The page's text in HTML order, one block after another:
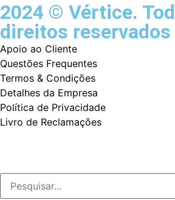
2024 © Vértice.
direitos reservados
Apoio ao Cliente
Questões Frequentes
Termos & Condições
Detalhes da Empresa
Política de Privacidade
Livro de Reclamações